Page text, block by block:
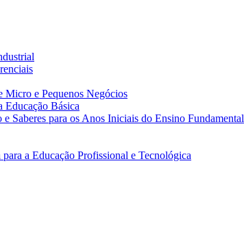
Micro e Pequenos Negócios
Educação Básica
e Saberes para os Anos Iniciais do Ensino Fundamental
a Educação Profissional e Tecnológica